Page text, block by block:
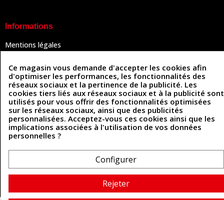
Informations
Mentions légales
Conditions Générales de Vente
Politique des cookies
Contactez-nous
Coordonnées
493 Chemin de Catougnac
81300 Graulhet
contact@cuirenstock.com
Cuirenstock © 2026 - Une création Quatrys 💙
Ce magasin vous demande d'accepter les cookies afin
d'optimiser les performances, les fonctionnalités des
réseaux sociaux et la pertinence de la publicité. Les
cookies tiers liés aux réseaux sociaux et à la publicité sont
utilisés pour vous offrir des fonctionnalités optimisées
sur les réseaux sociaux, ainsi que des publicités
personnalisées. Acceptez-vous ces cookies ainsi que les
implications associées à l'utilisation de vos données
personnelles ?
Configurer
Rejeter